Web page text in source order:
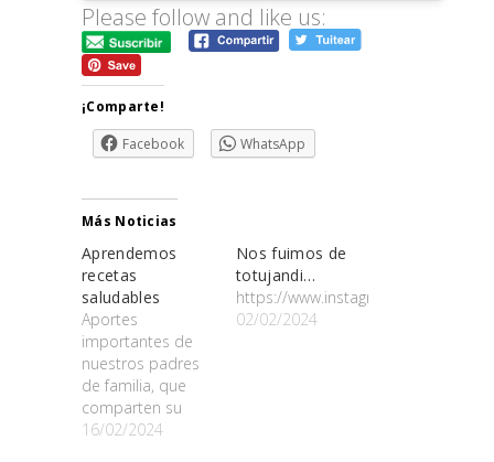
Please follow and like us:
¡Comparte!
Facebook
WhatsApp
Más Noticias
Aprendemos
recetas
saludables
Aportes
importantes de
nuestros padres
de familia, que
comparten su
experticia con
16/02/2024
Nos fuimos de
totujandi…
https://www.instagram.com/p/
02/02/2024